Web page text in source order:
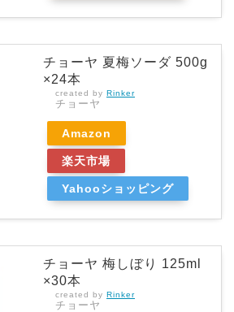
チョーヤ 夏梅ソーダ 500g
×24本
created by Rinker
チョーヤ
Amazon
楽天市場
Yahooショッピング
チョーヤ 梅しぼり 125ml
×30本
created by Rinker
チョーヤ